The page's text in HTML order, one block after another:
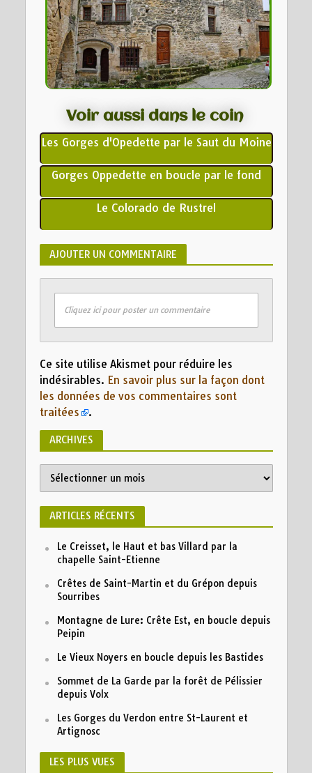
Voir aussi dans le coin
Les Gorges d'Opedette par le Saut du Moine
Gorges Oppedette en boucle par le fond
Le Colorado de Rustrel
AJOUTER UN COMMENTAIRE
Cliquez ici pour poster un commentaire
Ce site utilise Akismet pour réduire les
indésirables. En savoir plus sur la façon dont
les données de vos commentaires sont
traitées
.
ARCHIVES
ARTICLES RÉCENTS
Le Creisset, le Haut et bas Villard par la
chapelle Saint-Etienne
Crêtes de Saint-Martin et du Grépon depuis
Sourribes
Montagne de Lure: Crête Est, en boucle depuis
Peipin
Le Vieux Noyers en boucle depuis les Bastides
Sommet de La Garde par la forêt de Pélissier
depuis Volx
Les Gorges du Verdon entre St-Laurent et
Artignosc
LES PLUS VUES